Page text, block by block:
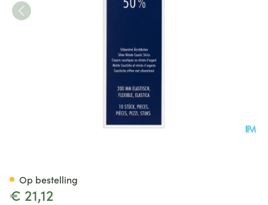
€ 21,12
Op bestelling